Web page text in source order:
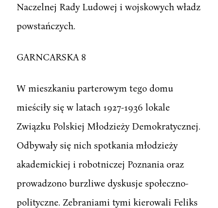
Naczelnej Rady Ludowej i wojskowych władz
powstańczych.
GARNCARSKA 8
W mieszkaniu parterowym tego domu
mieściły się w latach 1927-1936 lokale
Związku Polskiej Młodzieży Demokratycznej.
Odbywały się nich spotkania młodzieży
akademickiej i robotniczej Poznania oraz
prowadzono burzliwe dyskusje społeczno-
polityczne. Zebraniami tymi kierowali Feliks